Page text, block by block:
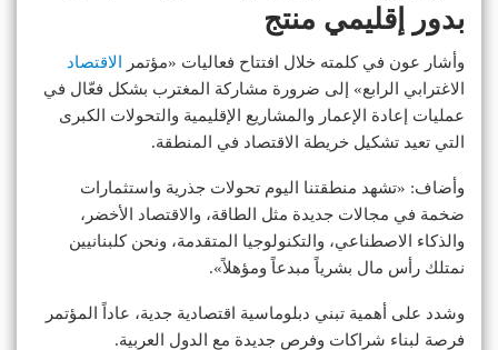
بدور إقليمي منتج
وأشار عون في كلمته خلال افتتاح فعاليات «مؤتمر
الاقتصاد
الاغترابي الرابع» إلى ضرورة مشاركة المغترب بشكل فعّال في
عمليات إعادة الإعمار والمشاريع الإقليمية والتحولات الكبرى
التي تعيد تشكيل خريطة الاقتصاد في المنطقة.
وأضاف: «تشهد منطقتنا اليوم تحولات جذرية واستثمارات
ضخمة في مجالات جديدة مثل الطاقة، والاقتصاد الأخضر،
والذكاء الاصطناعي، والتكنولوجيا المتقدمة، ونحن كلبنانيين
نمتلك رأس مال بشرياً مبدعاً ومؤهلاً».
وشدد على أهمية تبني دبلوماسية اقتصادية جدية، عاداً المؤتمر
فرصة لبناء شراكات وفرص جديدة مع الدول العربية.